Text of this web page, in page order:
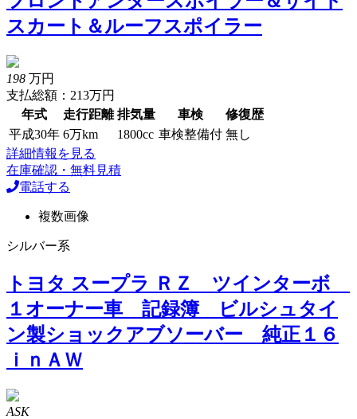
スカート＆ルーフスポイラー
198 万円
支払総額：213万円
年式
走行距離 排気量 車検
修復歴
平成30年 6万km 1800cc 車検整備付 無し
詳細情報を見る
在庫確認・無料見積
電話する
複数画像
シルバー系
トヨタ スープラ ＲＺ ツインターボ
１オーナー車 記録簿 ビルシュタイ
ン製ショックアブソーバー 純正１６
ｉｎＡＷ
ASK